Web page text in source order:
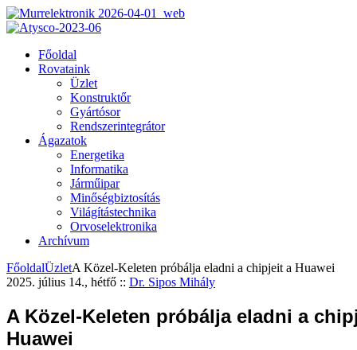
Főoldal
Rovataink
Üzlet
Konstruktőr
Gyártósor
Rendszerintegrátor
Ágazatok
Energetika
Informatika
Járműipar
Minőségbiztosítás
Világítástechnika
Orvoselektronika
Archívum
FőoldalÜzletA Közel-Keleten próbálja eladni a chipjeit a Huawei
2025. július 14., hétfő :: Dr. Sipos Mihály
A Közel-Keleten próbálja eladni a
Huawei